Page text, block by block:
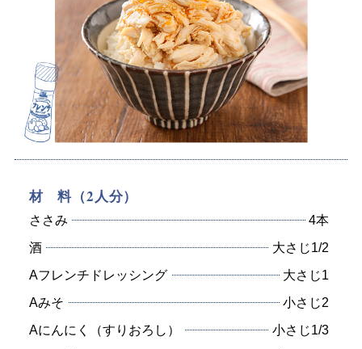
材 料（2人分）
ささみ
4本
酒
大さじ1/2
Aフレンチドレッシング
大さじ1
Aみそ
小さじ2
Aにんにく（すりおろし）
小さじ1/3